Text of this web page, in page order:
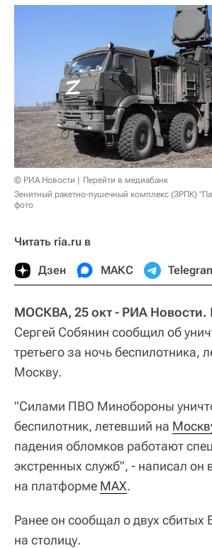
© РИА Новости
Перейти в медиабанк
Зенитный ракетно-пушечный комплекс (ЗРПК)
фото
Читать ria.ru в
Дзен МАКС
МОСКВА, 25 окт - РИА Новости.
Сергей Собянин сообщил об
третьего за ночь беспилотника,
Москву.
"Силами ПВО Минобороны
беспилотник, летевший на
падения обломков работают
экстренных служб", - написал он
на платформе MAX.
Ранее он сообщал о двух
на столицу.